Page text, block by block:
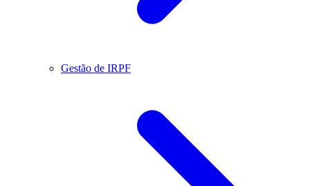
Gestão de IRPF